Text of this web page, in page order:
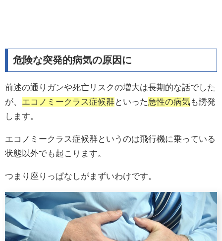
危険な突発的病気の原因に
前述の通りガンや死亡リスクの増大は長期的な話でした
が、 エコノミークラス症候群といった急性の病気も誘発
します。
エコノミークラス症候群というのは飛行機に乗っている
状態以外でも起こります。
つまり座りっぱなしがまずいわけです。